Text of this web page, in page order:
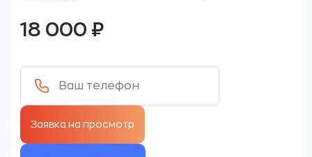
18 000 ₽